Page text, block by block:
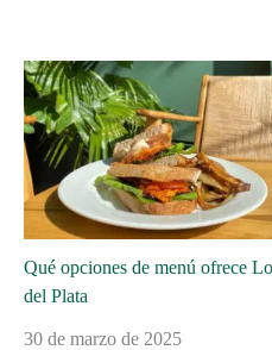
Qué opciones de menú ofrece
del Plata
30 de marzo de 2025